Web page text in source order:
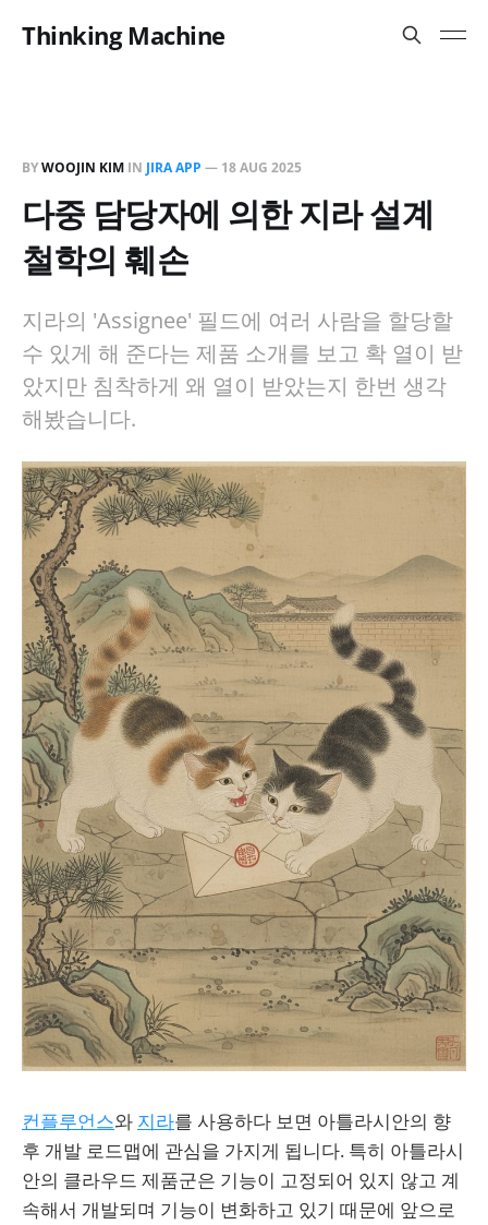
Thinking Machine
BYWOOJIN KIM IN JIRA APP — 18 AUG 2025
다중 담당자에 의한 지라 설계
철학의 훼손
지라의 'Assignee' 필드에 여러 사람을 할당할
수 있게 해 준다는 제품 소개를 보고 확 열이 받
았지만 침착하게 왜 열이 받았는지 한번 생각
해봤습니다.
컨플루언스와 지라를 사용하다 보면 아틀라시안의 향
후 개발 로드맵에 관심을 가지게 됩니다. 특히 아틀라시
안의 클라우드 제품군은 기능이 고정되어 있지 않고 계
속해서 개발되며 기능이 변화하고 있기 때문에 앞으로